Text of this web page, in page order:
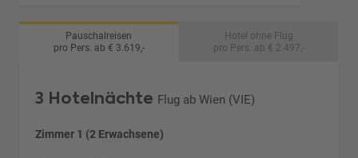
Pauschalreisen
pro Pers. ab € 3.619,-
Hotel ohne Flug
pro Pers. ab € 2.497,-
3 Hotelnächte Flug ab Wien (VIE)
Zimmer 1 (2 Erwachsene)